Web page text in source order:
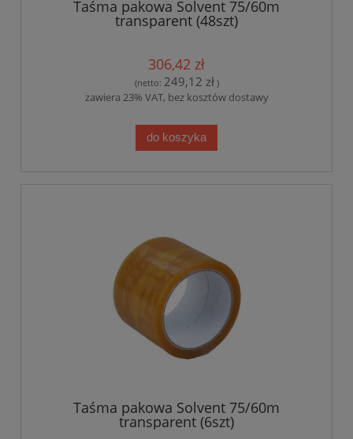
Taśma pakowa Solvent 75/60m
transparent (48szt)
306,42 zł
(netto: 249,12 zł)
zawiera 23% VAT, bez kosztów dostawy
do koszyka
Taśma pakowa Solvent 75/60m
transparent (6szt)